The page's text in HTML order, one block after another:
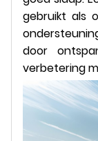
gebruikt als
door
verbetering